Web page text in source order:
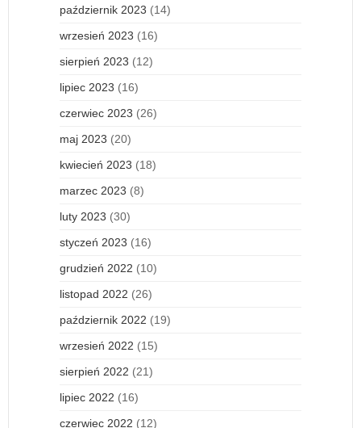
październik 2023 (14)
wrzesień 2023 (16)
sierpień 2023 (12)
lipiec 2023 (16)
czerwiec 2023 (26)
maj 2023 (20)
kwiecień 2023 (18)
marzec 2023 (8)
luty 2023 (30)
styczeń 2023 (16)
grudzień 2022 (10)
listopad 2022 (26)
październik 2022 (19)
wrzesień 2022 (15)
sierpień 2022 (21)
lipiec 2022 (16)
czerwiec 2022 (12)